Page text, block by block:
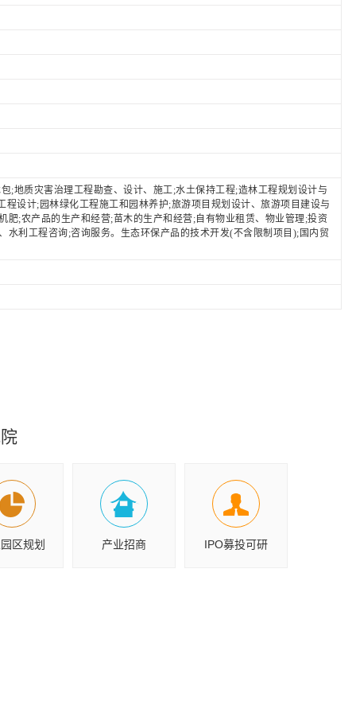
;地质灾害治理工程勘查、设计、施工;水土保持工程;造林工程规划设计与
设计;园林绿化工程施工和园林养护;旅游项目规划设计、旅游项目建设与
;农产品的生产和经营;苗木的生产和经营;自有物业租赁、物业管理;投资
利工程咨询;咨询服务。生态环保产品的技术开发(不含限制项目);国内贸
区规划 产业招商 IPO募投可研